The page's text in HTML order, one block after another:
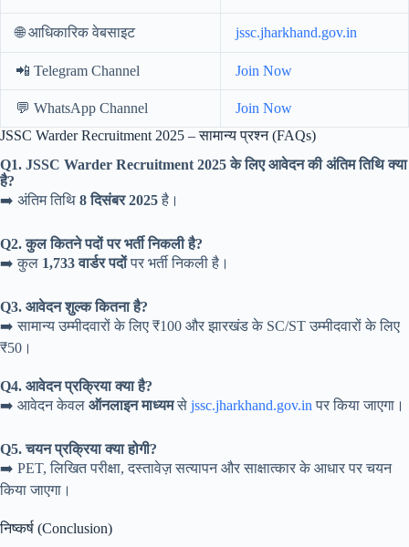
🌐 आधिकारिक वेबसाइट jssc.jharkhand.gov.in
📲 Telegram Channel Join Now
💬 WhatsApp Channel
Join Now
JSSC Warder Recruitment 2025 – सामान्य प्रश्न (FAQs)
Q1. JSSC Warder Recruitment 2025 के लिए आवेदन की अंतिम तिथि क्या
है?
➡️ अंतिम तिथि 8 दिसंबर 2025है।
Q2. कुल कितने पदों पर भर्ती निकली है?
➡️ कुल 1,733 वार्डर पदोंपर भर्ती निकली है।
Q3. आवेदन शुल्क कितना है?
➡️ सामान्य उम्मीदवारों के लिए ₹100 और झारखंड के SC/ST उम्मीदवारों के लिए
₹50।
Q4. आवेदन प्रक्रिया क्या है?
➡️ आवेदन केवल ऑनलाइन माध्यमसे jssc.jharkhand.gov.in पर किया जाएगा।
Q5. चयन प्रक्रिया क्या होगी?
➡️ PET, लिखित परीक्षा, दस्तावेज़ सत्यापन और साक्षात्कार के आधार पर चयन
किया जाएगा।
निष्कर्ष (Conclusion)